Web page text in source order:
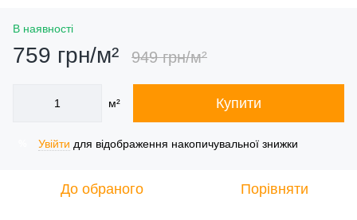
В наявності
759 грн/м² 949 грн/м²
м² Купити
Увійти для відображення накопичувальної знижки
До обраного Порівняти